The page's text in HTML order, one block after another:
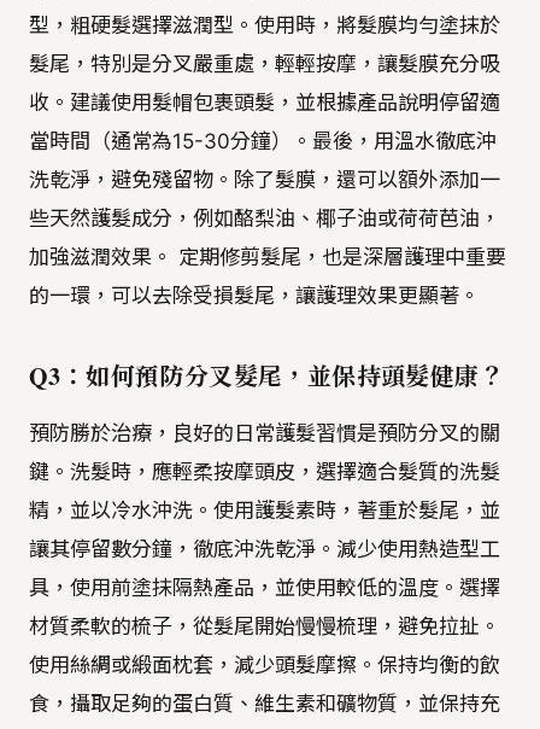
型，粗硬髮選擇滋潤型。使用時，將髮膜均勻塗抹於
髮尾，特別是分叉嚴重處，輕輕按摩，讓髮膜充分吸
收。建議使用髮帽包裹頭髮，並根據產品說明停留適
當時間（通常為15-30分鐘）。最後，用溫水徹底沖
洗乾淨，避免殘留物。除了髮膜，還可以額外添加一
些天然護髮成分，例如酪梨油、椰子油或荷荷芭油，
加強滋潤效果。 定期修剪髮尾，也是深層護理中重要
的一環，可以去除受損髮尾，讓護理效果更顯著。
Q3：如何預防分叉髮尾，並保持頭髮健康？
預防勝於治療，良好的日常護髮習慣是預防分叉的關
鍵。洗髮時，應輕柔按摩頭皮，選擇適合髮質的洗髮
精，並以冷水沖洗。使用護髮素時，著重於髮尾，並
讓其停留數分鐘，徹底沖洗乾淨。減少使用熱造型工
具，使用前塗抹隔熱產品，並使用較低的溫度。選擇
材質柔軟的梳子，從髮尾開始慢慢梳理，避免拉扯。
使用絲綢或緞面枕套，減少頭髮摩擦。保持均衡的飲
食，攝取足夠的蛋白質、維生素和礦物質，並保持充